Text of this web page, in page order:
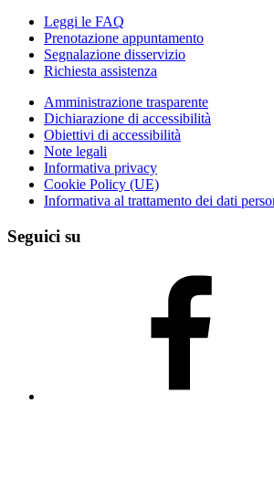
Leggi le FAQ
Prenotazione appuntamento
Segnalazione disservizio
Richiesta assistenza
Amministrazione trasparente
Dichiarazione di accessibilità
Obiettivi di accessibilità
Note legali
Informativa privacy
Cookie Policy (UE)
Informativa al trattamento dei dati
Seguici su